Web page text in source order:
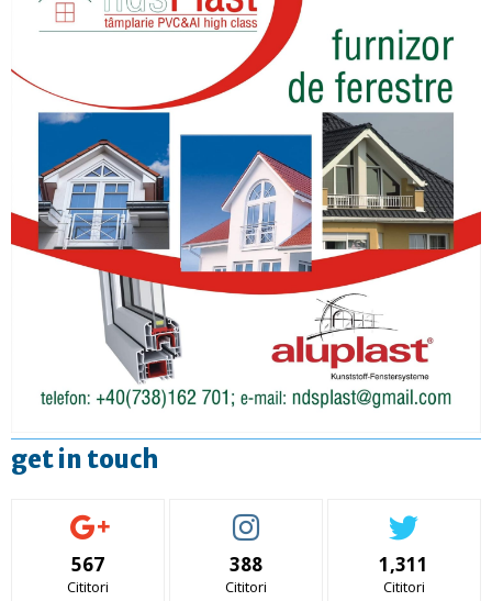
get in touch
567
Cititori
388
Cititori
1,311
Cititori